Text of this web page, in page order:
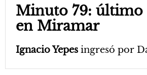
Minuto 79: último
en Miramar
Ignacio Yepes ingresó por